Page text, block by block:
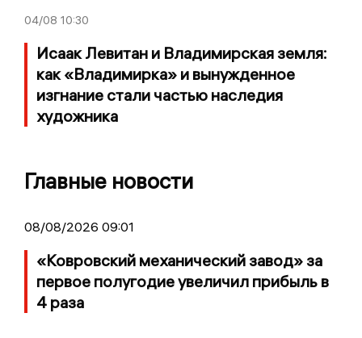
04/08 10:30
Исаак Левитан и Владимирская земля:
как «Владимирка» и вынужденное
изгнание стали частью наследия
художника
Главные новости
08/08/2026 09:01
«Ковровский механический завод» за
первое полугодие увеличил прибыль в
4 раза